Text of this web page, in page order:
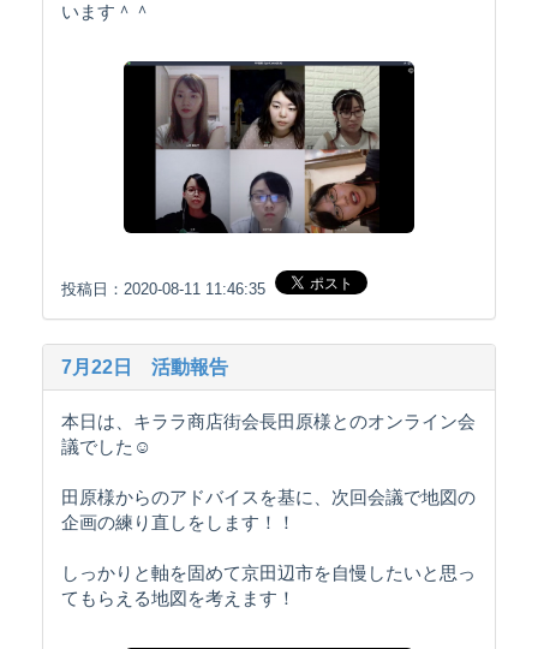
います＾＾
投稿日：2020-08-11 11:46:35
7月22日 活動報告
本日は、キララ商店街会長田原様とのオンライン会
議でした☺️
田原様からのアドバイスを基に、次回会議で地図の
企画の練り直しをします！！
しっかりと軸を固めて京田辺市を自慢したいと思っ
てもらえる地図を考えます！